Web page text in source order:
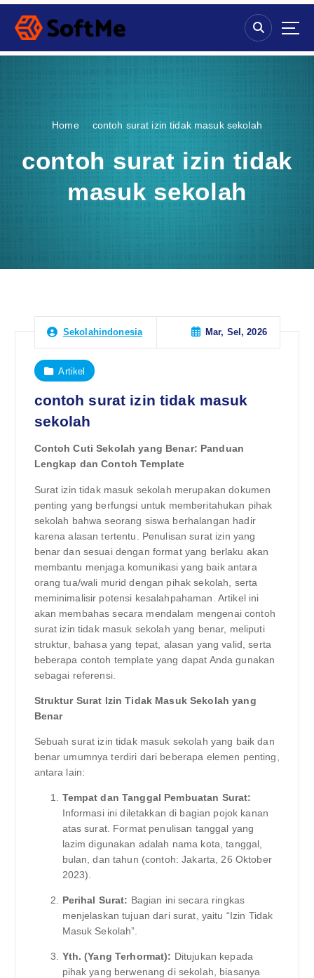
S
p
Home contoh surat izin tidak masuk sekolah
contoh surat izin tidak
masuk sekolah
Sekolahindonesia Mar, Sel, 2026
Artikel
contoh surat izin tidak masuk
sekolah
Contoh Cuti Sekolah yang Benar: Panduan
Lengkap dan Contoh Template
Surat izin tidak masuk sekolah merupakan dokumen
penting yang berfungsi untuk memberitahukan pihak
sekolah bahwa seorang siswa berhalangan hadir
karena alasan tertentu. Penulisan surat izin yang
benar dan sesuai dengan format yang berlaku akan
membantu menjaga komunikasi yang baik antara
orang tua/wali murid dengan pihak sekolah, serta
meminimalisir potensi kesalahpahaman. Artikel ini
akan membahas secara mendalam mengenai contoh
surat izin tidak masuk sekolah yang benar, meliputi
struktur, bahasa yang tepat, alasan yang valid, serta
beberapa contoh template yang dapat Anda gunakan
sebagai referensi.
Struktur Surat Izin Tidak Masuk Sekolah yang
Benar
Sebuah surat izin tidak masuk sekolah yang baik dan
benar umumnya terdiri dari beberapa elemen penting,
antara lain:
Tempat dan Tanggal Pembuatan Surat:
Informasi ini diletakkan di bagian pojok kanan
atas surat. Format penulisan tanggal yang
lazim digunakan adalah nama kota, tanggal,
bulan, dan tahun (contoh: Jakarta, 26 Oktober
2023).
Perihal Surat: Bagian ini secara ringkas
menjelaskan tujuan dari surat, yaitu “Izin Tidak
Masuk Sekolah”.
Yth. (Yang Terhormat): Ditujukan kepada
pihak yang berwenang di sekolah, biasanya